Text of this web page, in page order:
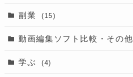
副業 (15)
動画編集ソフト比較・その他
学ぶ (4)